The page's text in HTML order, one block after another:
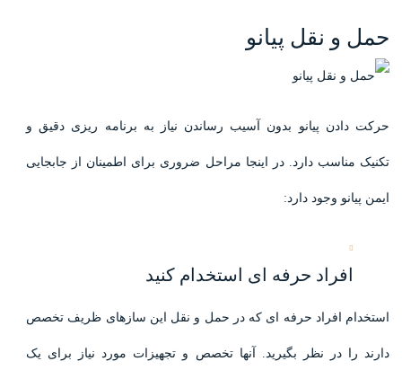
حمل و نقل پیانو
حرکت دادن پیانو بدون آسیب رساندن نیاز به برنامه ریزی دقیق و
تکنیک مناسب دارد. در اینجا مراحل ضروری برای اطمینان از جابجایی
ایمن پیانو وجود دارد:
افراد حرفه ای استخدام کنید
استخدام افراد حرفه ای که در حمل و نقل این سازهای ظریف تخصص
دارند را در نظر بگیرید. آنها تخصص و تجهیزات مورد نیاز برای یک